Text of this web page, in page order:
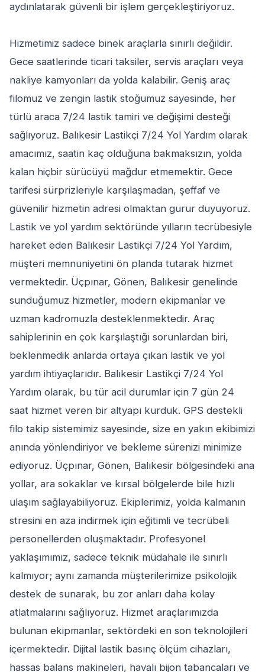
aydınlatarak güvenli bir işlem gerçekleştiriyoruz.
Hizmetimiz sadece binek araçlarla sınırlı değildir.
Gece saatlerinde ticari taksiler, servis araçları veya
nakliye kamyonları da yolda kalabilir. Geniş araç
filomuz ve zengin lastik stoğumuz sayesinde, her
türlü araca 7/24 lastik tamiri ve değişimi desteği
sağlıyoruz. Balıkesir Lastikçi 7/24 Yol Yardım olarak
amacımız, saatin kaç olduğuna bakmaksızın, yolda
kalan hiçbir sürücüyü mağdur etmemektir. Gece
tarifesi sürprizleriyle karşılaşmadan, şeffaf ve
güvenilir hizmetin adresi olmaktan gurur duyuyoruz.
Lastik ve yol yardım sektöründe yılların tecrübesiyle
hareket eden Balıkesir Lastikçi 7/24 Yol Yardım,
müşteri memnuniyetini ön planda tutarak hizmet
vermektedir. Üçpınar, Gönen, Balıkesir genelinde
sunduğumuz hizmetler, modern ekipmanlar ve
uzman kadromuzla desteklenmektedir. Araç
sahiplerinin en çok karşılaştığı sorunlardan biri,
beklenmedik anlarda ortaya çıkan lastik ve yol
yardım ihtiyaçlarıdır. Balıkesir Lastikçi 7/24 Yol
Yardım olarak, bu tür acil durumlar için 7 gün 24
saat hizmet veren bir altyapı kurduk. GPS destekli
filo takip sistemimiz sayesinde, size en yakın ekibimizi
anında yönlendiriyor ve bekleme sürenizi minimize
ediyoruz. Üçpınar, Gönen, Balıkesir bölgesindeki ana
yollar, ara sokaklar ve kırsal bölgelerde bile hızlı
ulaşım sağlayabiliyoruz. Ekiplerimiz, yolda kalmanın
stresini en aza indirmek için eğitimli ve tecrübeli
personellerden oluşmaktadır. Profesyonel
yaklaşımımız, sadece teknik müdahale ile sınırlı
kalmıyor; aynı zamanda müşterilerimize psikolojik
destek de sunarak, bu zor anları daha kolay
atlatmalarını sağlıyoruz. Hizmet araçlarımızda
bulunan ekipmanlar, sektördeki en son teknolojileri
içermektedir. Dijital lastik basınç ölçüm cihazları,
hassas balans makineleri, havalı bijon tabancaları ve